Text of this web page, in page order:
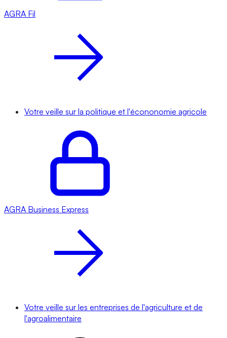
AGRA Fil
Votre veille sur la politique et l'écononomie agricole
AGRA Business Express
Votre veille sur les entreprises de l'agriculture et de
l'agroalimentaire